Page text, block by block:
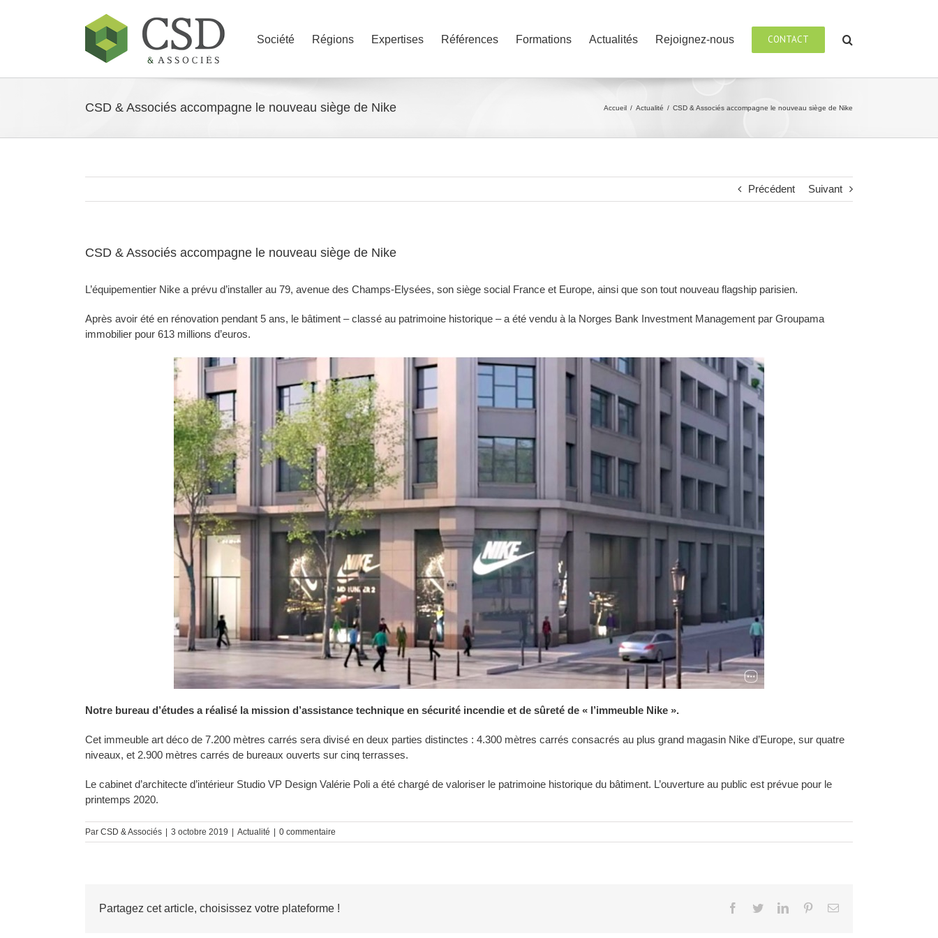
Société Régions Expertises Références Formations Actualités Rejoignez-nous CONTACT
CSD & Associés accompagne le nouveau siège de Nike Accueil / Actualité / CSD & Associés accompagne le nouveau siège de Nike
Précédent Suivant
CSD & Associés accompagne le nouveau siège de Nike
L’équipementier Nike a prévu d’installer au 79, avenue des Champs-Elysées, son siège social France et Europe, ainsi que son tout nouveau flagship parisien.
Après avoir été en rénovation pendant 5 ans, le bâtiment – classé au patrimoine historique – a été vendu à la Norges Bank Investment Management par Groupama
immobilier pour 613 millions d’euros.
Notre bureau d’études a réalisé la mission d’assistance technique en sécurité incendie et de sûreté de « l’immeuble Nike ».
Cet immeuble art déco de 7.200 mètres carrés sera divisé en deux parties distinctes : 4.300 mètres carrés consacrés au plus grand magasin Nike d’Europe, sur quatre
niveaux, et 2.900 mètres carrés de bureaux ouverts sur cinq terrasses.
Le cabinet d’architecte d’intérieur Studio VP Design Valérie Poli a été chargé de valoriser le patrimoine historique du bâtiment. L’ouverture au public est prévue pour le
printemps 2020.
Par CSD & Associés 3 octobre 2019 Actualité 0 commentaire
Partagez cet article, choisissez votre plateforme ! Facebook
TwitterLinkedInPinterestEmail